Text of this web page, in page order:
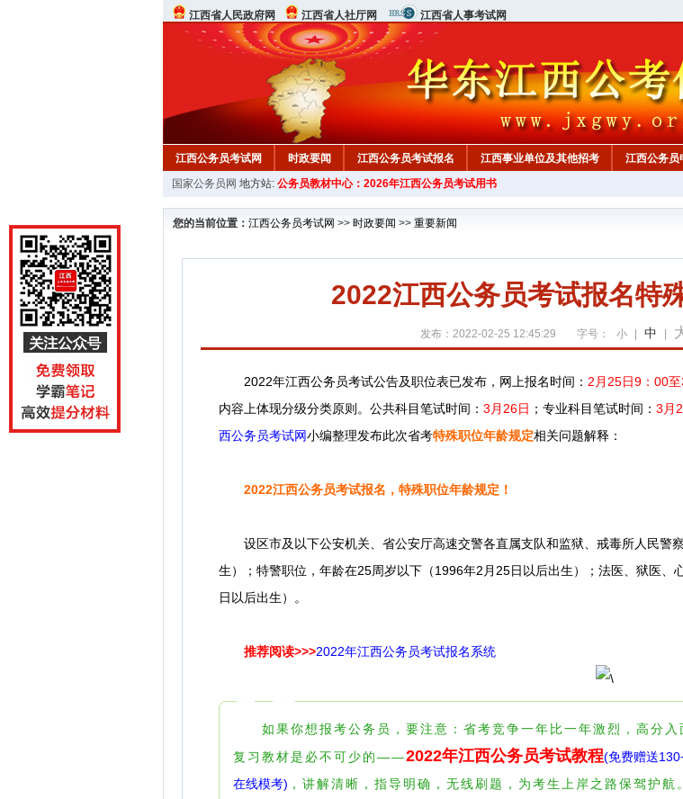
江西省人民政府网 江西省人社厅网 江西省人事考试网
江西公务员考试网 时政要闻 江西公务员考试报名 江西事业单位及其他招考 江西公务员
行测真题 在线咨询 教材中心
国家公务员网 地方站: 公务员教材中心：2026年江西公务员考试用书
您的当前位置： 江西公务员考试网 >> 时政要闻 >> 重要新闻
2022江西公务员考试报名特
发布：2022-02-25 12:45:29 字号： 小 中
2022年江西公务员考试公告及职位表已发布， 网上报名时间： 2月25日9：00
内容上体现分级分类原则。 公共科目笔试时间： 3月26日 ；专业科目笔试时间 ： 3月
西公务员考试网小编整理发布此次省考特殊职位年龄规定相关问题解释：
2022江西公务员考试报名，特殊职位年龄规定！
设区市及以下公安机关、省公安厅高速交警各直属支队和监狱、戒毒所人民警
生）；特警职位，年龄在25周岁以下（1996年2月25日以后出生）；法医、狱医
日以后出生）。
推荐阅读>>>2022年江西公务员考试报名系统
如果你想报考公务员，要注意：省考竞争一年比一年激烈，高分入
复习教材是必不可少的——2022年江西公务员考试教程(免费赠送
在线模考) ，讲解清晰，指导明确，无线刷题，为考生上岸之路保驾护航。